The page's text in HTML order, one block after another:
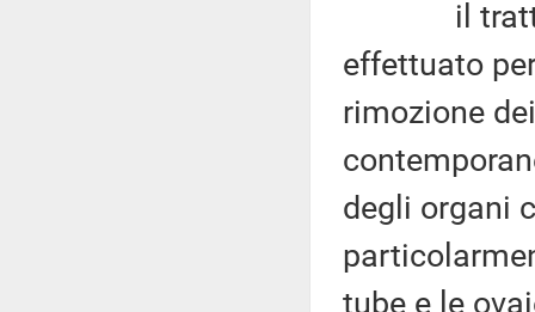
il
effettuato
rimozione
degli organi
tube e le